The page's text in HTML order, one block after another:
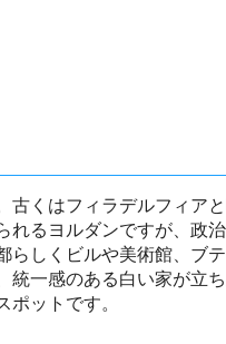
くはフィラデルフィア
るヨルダンですが、政
しくビルや美術館、ブ
一感のある白い家が立
ットです。